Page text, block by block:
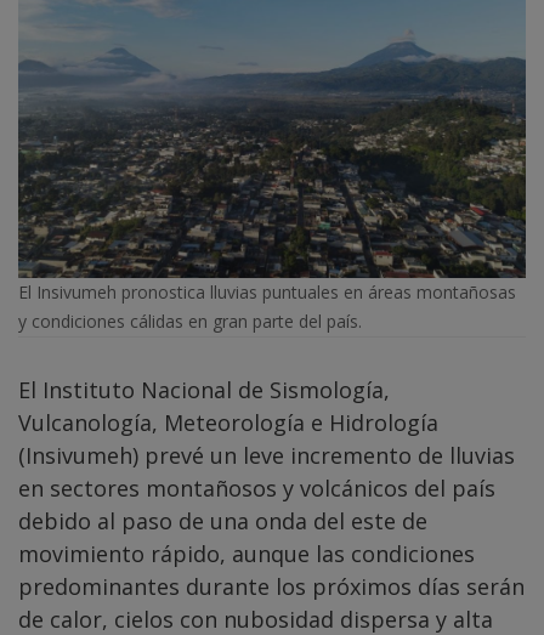
El Insivumeh pronostica lluvias puntuales en áreas montañosas
y condiciones cálidas en gran parte del país.
El Instituto Nacional de Sismología,
Vulcanología, Meteorología e Hidrología
(Insivumeh) prevé un leve incremento de lluvias
en sectores montañosos y volcánicos del país
debido al paso de una onda del este de
movimiento rápido, aunque las condiciones
predominantes durante los próximos días serán
de calor, cielos con nubosidad dispersa y alta